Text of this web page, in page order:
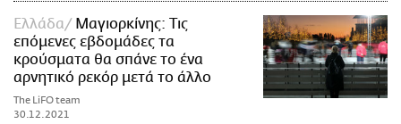
Ελλάδα
Μαγιορκίνης: Τις
επόμενες εβδομάδες τα
κρούσματα θα σπάνε το ένα
αρνητικό ρεκόρ μετά το άλλο
The LiFO team
30.12.2021